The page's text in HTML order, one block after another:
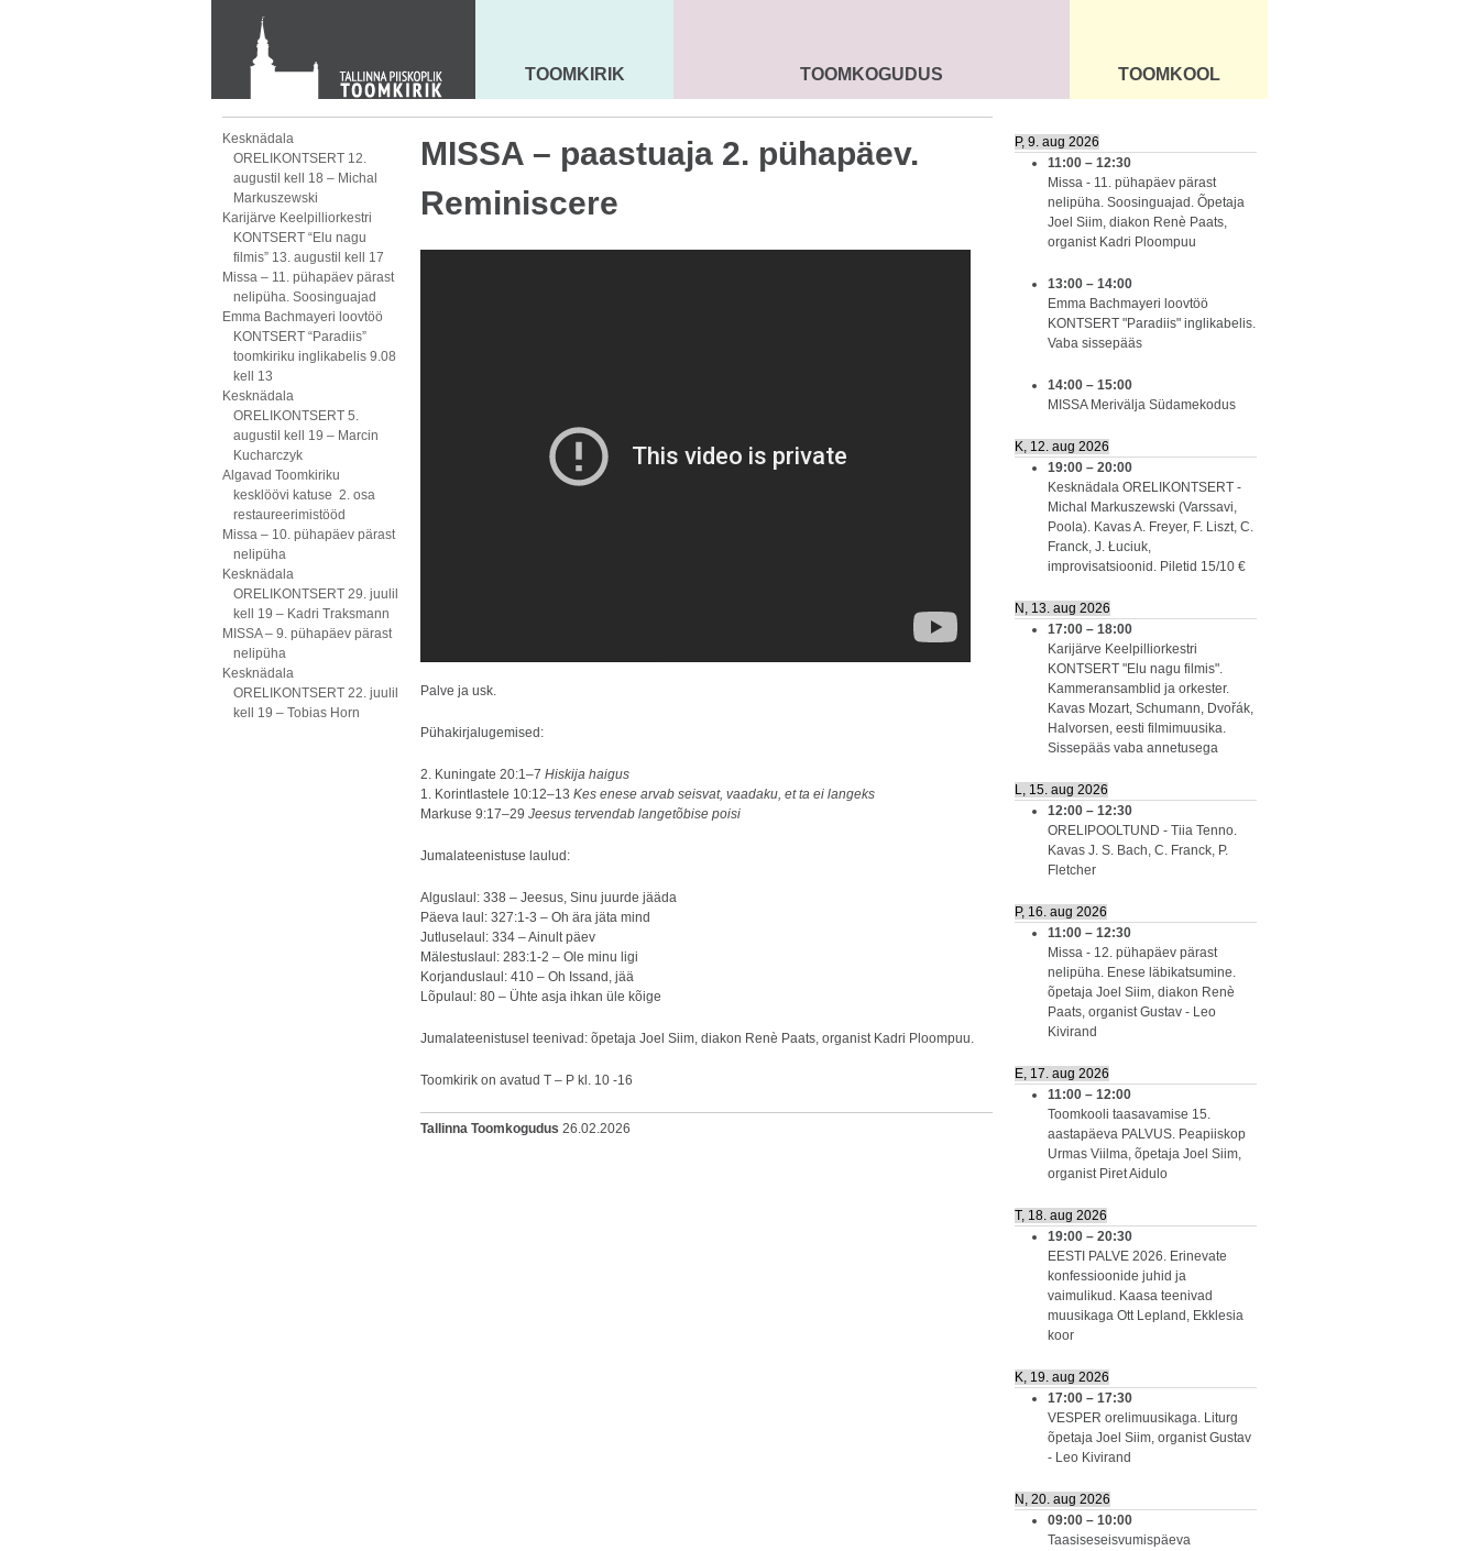
Toom-Kooli 6, 10130 TALLINN
tallinna.toom
+372 644 4140
MAARJA KIRIK
TOOMKIRIK SEENIORID KOGUDUS
TOOMKOGUDUS ÜLDINFO
TOOMKOOL
Kesknädala
ORELIKONTSERT 12.
augustil kell 18 – Michal
Markuszewski
Karijärve Keelpilliorkestri
KONTSERT “Elu nagu
filmis” 13. augustil kell 17
Missa – 11. pühapäev pärast
nelipüha. Soosinguajad
Emma Bachmayeri loovtöö
KONTSERT “Paradiis”
toomkiriku inglikabelis 9.08
kell 13
Kesknädala
ORELIKONTSERT 5.
augustil kell 19 – Marcin
Kucharczyk
Algavad Toomkiriku
kesklöövi katuse 2. osa
restaureerimistööd
Missa – 10. pühapäev pärast
nelipüha
Kesknädala
ORELIKONTSERT 29. juulil
kell 19 – Kadri Traksmann
MISSA – 9. pühapäev pärast
nelipüha
Kesknädala
ORELIKONTSERT 22. juulil
kell 19 – Tobias Horn
MISSA – paastuaja 2. pühapäev.
Reminiscere
Palve ja usk.
Pühakirjalugemised:
2. Kuningate 20:1–7 Hiskija haigus
1. Korintlastele 10:12–13 Kes enese arvab seisvat, vaadaku, et ta ei langeks
Markuse 9:17–29 Jeesus tervendab langetõbise poisi
Jumalateenistuse laulud:
Alguslaul: 338 – Jeesus, Sinu juurde jääda
Päeva laul: 327:1-3 – Oh ära jäta mind
Jutluselaul: 334 – Ainult päev
Mälestuslaul: 283:1-2 – Ole minu ligi
Korjanduslaul: 410 – Oh Issand, jää
Lõpulaul: 80 – Ühte asja ihkan üle kõige
Jumalateenistusel teenivad: õpetaja Joel Siim, diakon Renè Paats, organist Kadri Ploompuu.
Toomkirik on avatud T – P kl. 10 -16
Tallinna Toomkogudus 26.02.2026
P, 9. aug 2026
11:00 – 12:30
Missa - 11. pühapäev pärast
nelipüha. Soosinguajad. Õpetaja
Joel Siim, diakon Renè Paats,
organist Kadri Ploompuu
13:00 – 14:00
Emma Bachmayeri loovtöö
KONTSERT "Paradiis" inglikabelis.
Vaba sissepääs
14:00 – 15:00
MISSA Merivälja Südamekodus
K, 12. aug 2026
19:00 – 20:00
Kesknädala ORELIKONTSERT -
Michal Markuszewski (Varssavi,
Poola). Kavas A. Freyer, F. Liszt, C.
Franck, J. Łuciuk,
improvisatsioonid. Piletid 15/10 €
N, 13. aug 2026
17:00 – 18:00
Karijärve Keelpilliorkestri
KONTSERT "Elu nagu filmis".
Kammeransamblid ja orkester.
Kavas Mozart, Schumann, Dvořák,
Halvorsen, eesti filmimuusika.
Sissepääs vaba annetusega
L, 15. aug 2026
12:00 – 12:30
ORELIPOOLTUND - Tiia Tenno.
Kavas J. S. Bach, C. Franck, P.
Fletcher
P, 16. aug 2026
11:00 – 12:30
Missa - 12. pühapäev pärast
nelipüha. Enese läbikatsumine.
õpetaja Joel Siim, diakon Renè
Paats, organist Gustav - Leo
Kivirand
E, 17. aug 2026
11:00 – 12:00
Toomkooli taasavamise 15.
aastapäeva PALVUS. Peapiiskop
Urmas Viilma, õpetaja Joel Siim,
organist Piret Aidulo
T, 18. aug 2026
19:00 – 20:30
EESTI PALVE 2026. Erinevate
konfessioonide juhid ja
vaimulikud. Kaasa teenivad
muusikaga Ott Lepland, Ekklesia
koor
K, 19. aug 2026
17:00 – 17:30
VESPER orelimuusikaga. Liturg
õpetaja Joel Siim, organist Gustav
- Leo Kivirand
N, 20. aug 2026
09:00 – 10:00
Taasiseseisvumispäeva